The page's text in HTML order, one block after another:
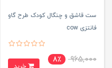
ست قاشق و چنگال کودک طرح گاو
فانتزی cow
965,000
8٪